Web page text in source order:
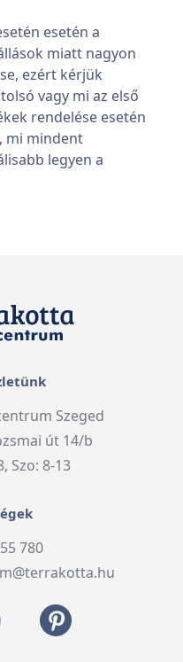
esetén a
miatt nagyon
ezért kérjük
vagy mi az első
rendelése esetén
mi mindent
legyen a
Szeged
út 14/b
Szo: 8-13
780